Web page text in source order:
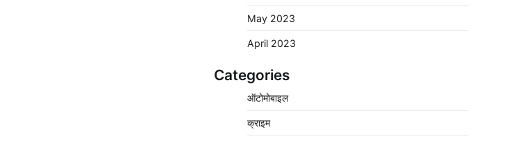
May 2023
April 2023
Categories
ऑटोमोबाइल
क्राइम
उठे सवाल
Pavan Jat August 5, 2026 0